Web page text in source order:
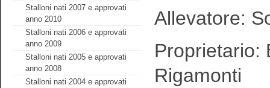
Stalloni nati 2007 e approvati
anno 2010
Stalloni nati 2006 e approvati
anno 2009
Stalloni nati 2005 e approvati
anno 2008
Stalloni nati 2004 e approvati
Allevatore:
Proprietario:
Rigamonti